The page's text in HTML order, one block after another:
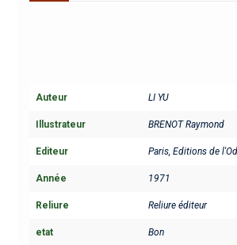
Auteur LI YU
Illustrateur BRENOT Raymond
Editeur Paris, Editions de
Année 1971
Reliure Reliure éditeur
etat Bon